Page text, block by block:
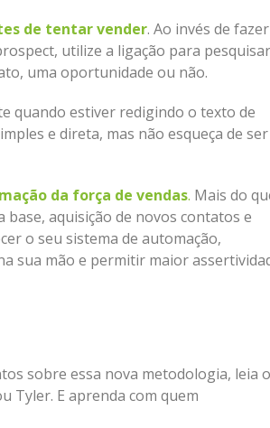
de tentar vender. Ao invés de fazer
utilize a ligação para
uma oportunidade ou não.
quando estiver redigindo o texto de
e direta, mas não esqueça de ser
da força de vendas. Mais do
aquisição de novos contatos e
o seu sistema de automação,
sua mão e permitir maior
sobre essa nova metodologia, leia o
Tyler. E aprenda com quem